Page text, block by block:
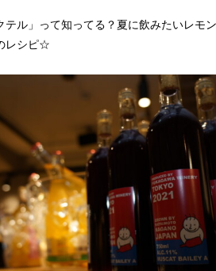
テル」って知ってる？夏に飲みたいレモ
レシピ☆